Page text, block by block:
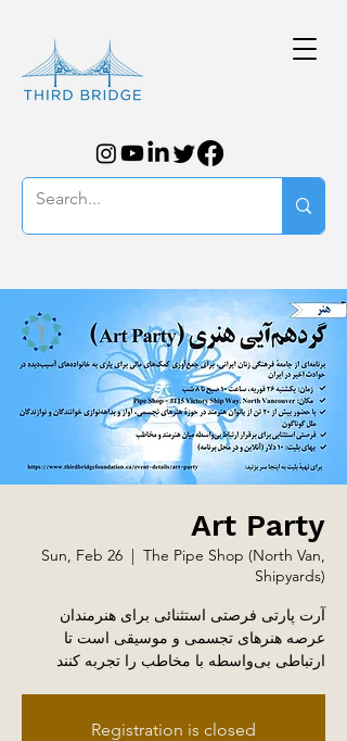
Art Party
Sun, Feb 26
  |
The Pipe Shop (North Van,
Shipyards)
آرت پارتی فرصتی استثنائی برای هنرمندان
عرصه هنر‌های تجسمی و موسیقی است تا
ارتباطی بی‌واسطه با مخاطب را تجربه کنند
Registration is closed